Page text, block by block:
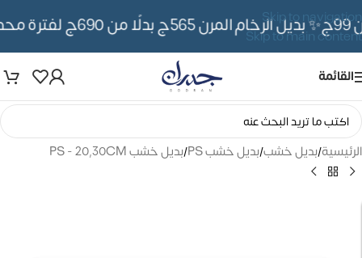
Skip to navigation
Skip to main content
✨ بديل الرخام المرن 565ج بدلًا من 690ج لفترة محدوده
القائمة
الرئيسية/بديل خشب/بديل خشب PS /بديل خشب PS - 20,30CM